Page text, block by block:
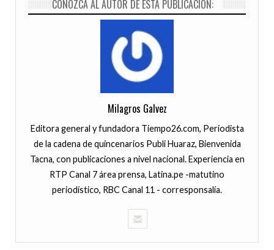
CONOZCA AL AUTOR DE ESTA PUBLICACIÓN:
Milagros Galvez
Editora general y fundadora Tiempo26.com, Periodista
de la cadena de quincenarios Publi Huaraz, Bienvenida
Tacna, con publicaciones a nivel nacional. Experiencia en
RTP Canal 7 área prensa, Latina.pe -matutino
periodístico, RBC Canal 11 - corresponsalía.